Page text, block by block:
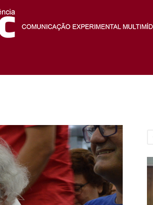
Fotec